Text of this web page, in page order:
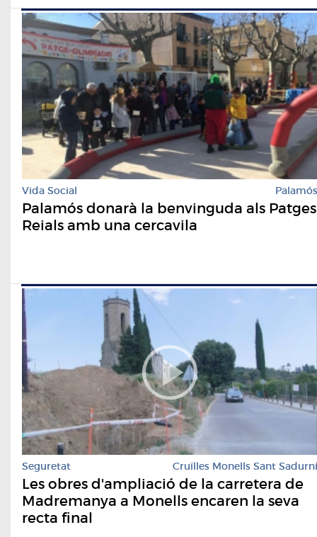
Vida Social Palamós
Palamós donarà la benvinguda als Patges
Reials amb una cercavila
Seguretat Cruïlles Monells Sant Sadurní
Les obres d'ampliació de la carretera de
Madremanya a Monells encaren la seva
recta final